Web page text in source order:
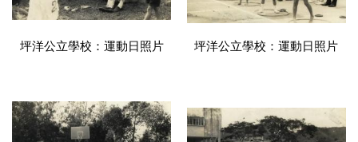
坪洋公立學校：運動日照片 坪洋公立學校：運動日照片